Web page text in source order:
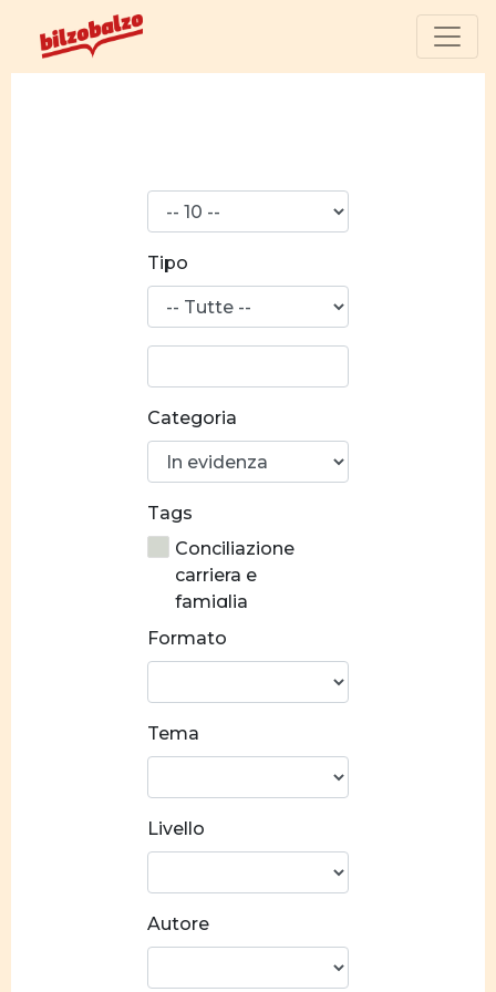
risultati
Tipo
parola:
Categoria
Tags
Conciliazione
carriera e
famiglia
Stereotipi di
genere
Prevenzione alla
violenza
personale
Costruzione
Socializzazione
Relazioni di
Formato
Tema
Livello
Autore